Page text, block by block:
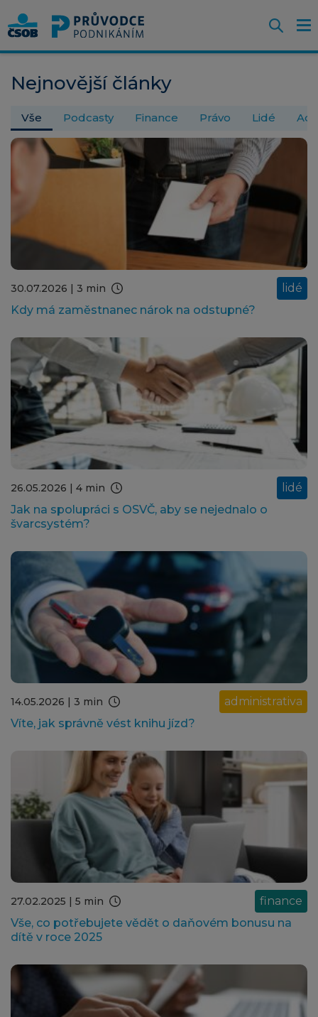
Rozjíždím
podnikání
Nejnovější články
Vše Podcasty Finance Právo Lidé
30.07.2026 | 3 min
lidé
Kdy má zaměstnanec nárok na odstupné?
26.05.2026 | 4 min
lidé
Jak na spolupráci s OSVČ, aby se nejednalo o
švarcsystém?
14.05.2026 | 3 min
administrativa
Víte, jak správně vést knihu jízd?
27.02.2025 | 5 min
finance
Vše, co potřebujete vědět o daňovém bonusu na
dítě v roce 2025